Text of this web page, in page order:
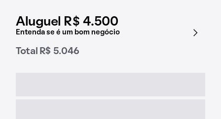
Aluguel R$ 4.500
Entenda se é um bom negócio
Total R$ 5.046